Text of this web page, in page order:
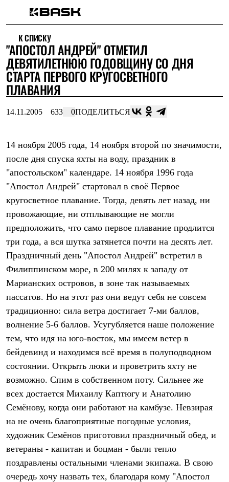
Интернет-магазин
Мужская одежда
Утепленная пухом
Куртки
Брюки
Жилеты
Комбинезоны
Куртки
Куртки
Софтшелл одежда
Куртки
Брюки
Флисовая одежда
Куртки
Брюки
Термобелье
Теплое термобелье
Среднее термобелье
Легкое термобелье
Лёгкая одежда
Футболки
Толстовки
Брюки
Женская одежда
Утепленная пухом
Куртки
Брюки
Жилеты
Утепленная синтетикой
Брюки
Штормовая одежда
Куртки
Брюки
Лёгкая одежда
Рубашки
Футболки
К СПИСКУ
"АПОСТОЛ АНДРЕЙ" ОТМЕТИЛ
ДЕВЯТИЛЕТНЮЮ ГОДОВЩИНУ СО ДНЯ
СТАРТА ПЕРВОГО КРУГОСВЕТНОГО
ПЛАВАНИЯ
14.11.2005 633 0ПОДЕЛИТЬСЯ
14 ноября 2005 года, 14 ноября второй по значимости,
после дня спуска яхты на воду, праздник в
"апостольском" календаре. 14 ноября 1996 года
"Апостол Андрей" стартовал в своё Первое
кругосветное плавание. Тогда, девять лет назад, ни
провожающие, ни отплывающие не могли
предположить, что само первое плавание продлится
три года, а вся шутка затянется почти на десять лет.
Праздничный день "Апостол Андрей" встретил в
Филиппинском море, в 200 милях к западу от
Марианских островов, в зоне так называемых
пассатов. Но на этот раз они ведут себя не совсем
традиционно: сила ветра достигает 7-ми баллов,
волнение 5-6 баллов. Усугубляется наше положение
тем, что идя на юго-восток, мы имеем ветер в
бейдевинд и находимся всё время в полуподводном
состоянии. Открыть люки и проветрить яхту не
возможно. Спим в собственном поту. Сильнее же
всех достается Михаилу Каптюгу и Анатолию
Семёнову, когда они работают на камбузе. Невзирая
на не очень благоприятные погодные условия,
художник Семёнов приготовил праздничный обед, и
ветераны - капитан и боцман - были тепло
поздравлены остальными членами экипажа. В свою
очередь хочу назвать тех, благодаря кому "Апостол